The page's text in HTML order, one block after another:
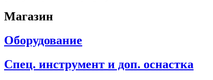
Магазин
Оборудование
Спец. инструмент и доп. оснастка